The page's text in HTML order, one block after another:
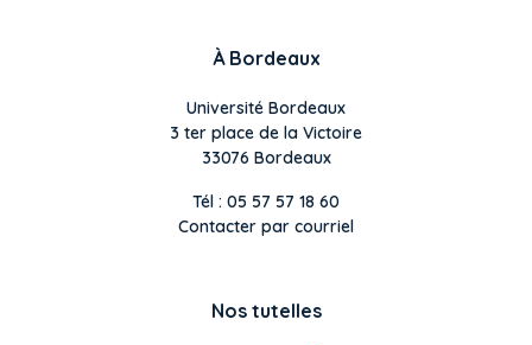
À Bordeaux
Université Bordeaux
3 ter place de la Victoire
33076 Bordeaux
Tél : 05 57 57 18 60
Contacter par courriel
Nos tutelles